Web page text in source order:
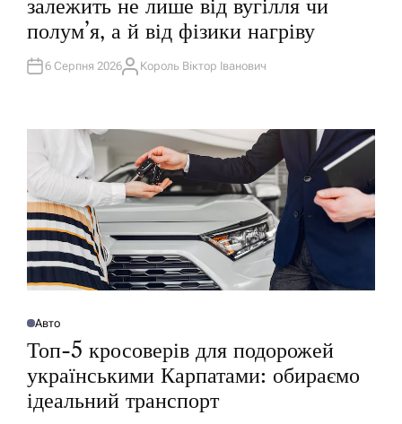
Л
І
К
У
А
Т
залежить не лише від вугілля чи
полум’я, а й від фізики нагріву
6 Серпня 2026А
Король Віктор Іванович
О
У
Л
І
К
У
Авто
Топ-5 кросоверів для подорожей
українськими Карпатами: обираємо
ідеальний транспорт